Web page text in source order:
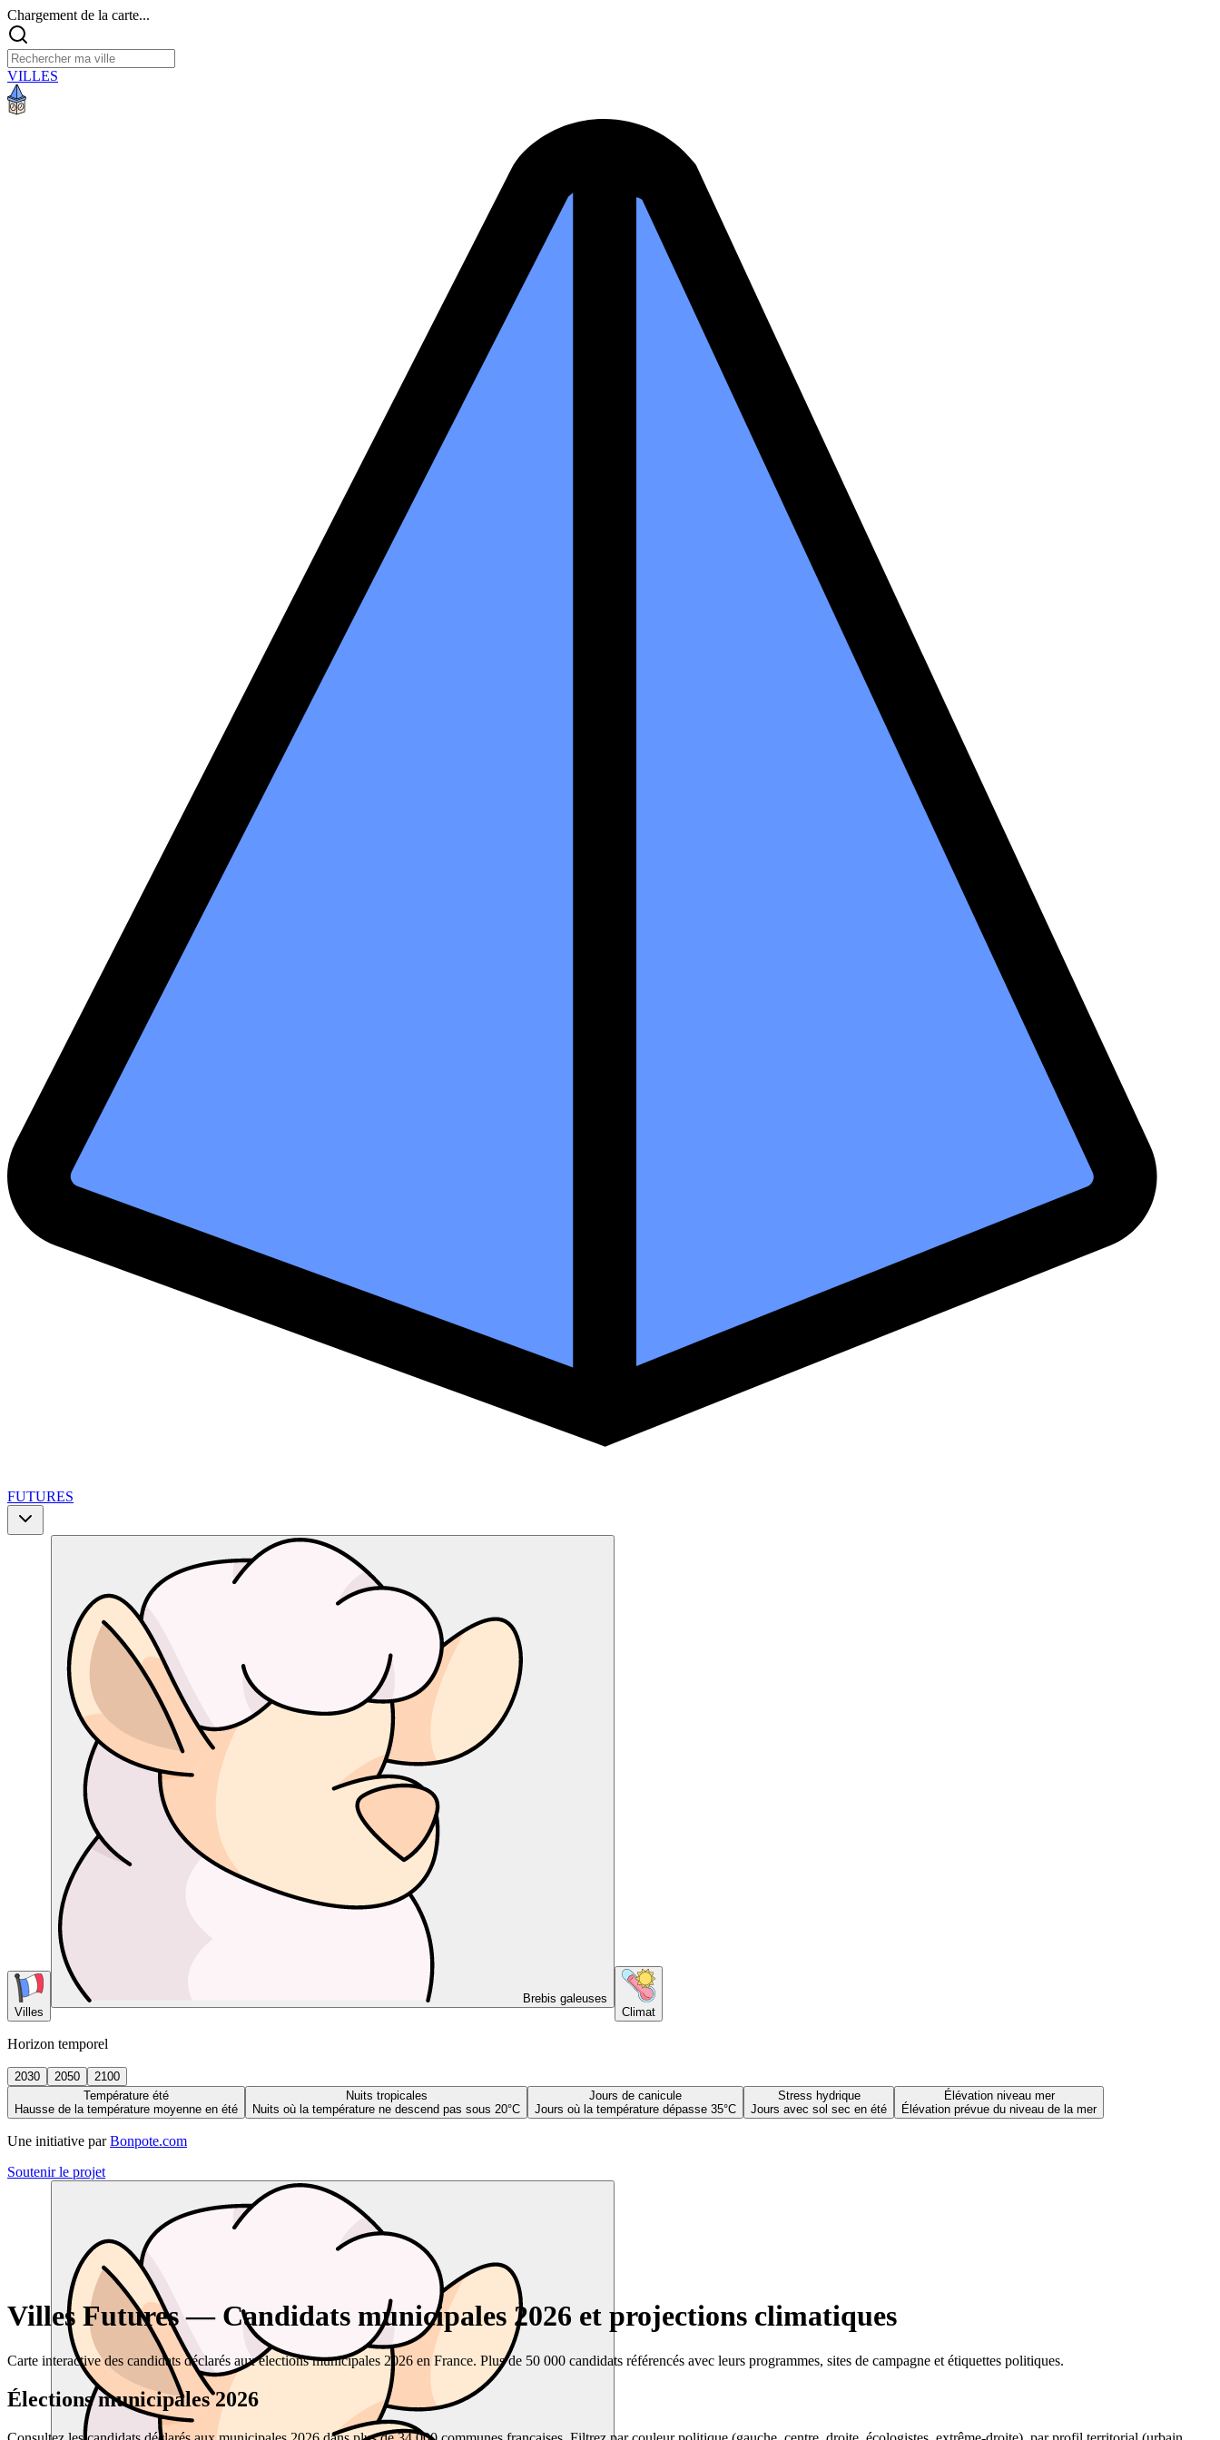
Chargement de la carte...
VILLES
FUTURES
Villes
Brebis galeuses
Climat
Horizon temporel
2030 2050
2100
Température été
Hausse de la température moyenne en été
Nuits tropicales
Nuits où la température ne descend pas sous 20°C
Jours de canicule
Jours où la température dépasse 35°C
Stress hydrique
Jours avec sol sec en été
Élévation niveau mer
Élévation prévue du niveau de la mer
Une initiative par Bonpote.com
Soutenir le projet
Villes Futures — Candidats municipales 2026 et projections climatiques
Carte interactive des candidats déclarés aux élections municipales 2026 en France. Plus de 50 000 candidats référencés avec leurs programmes, sites de campagne et étiquettes politiques.
Élections municipales 2026